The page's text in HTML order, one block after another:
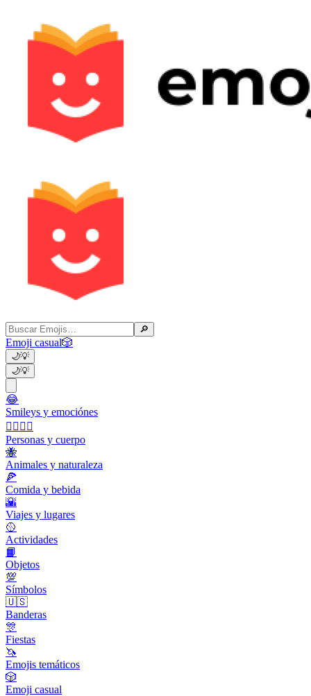
🔎
Emoji casual🎲
🌙💡
🌙💡
😂
Smileys y emociónes
👩‍❤️‍💋‍👨
Personas y cuerpo
🐝
Animales y naturaleza
🍕
Comida y bebida
🌇
Viajes y lugares
🥎
Actividades
📙
Objetos
💯
Símbolos
🇺🇸
Banderas
🎊
Fiestas
🦄
Emojis temáticos
🎲
Emoji casual